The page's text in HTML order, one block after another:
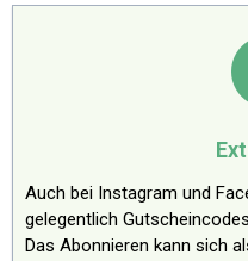
Auch bei Instagram und
gelegentlich
Das Abonnieren kann sich